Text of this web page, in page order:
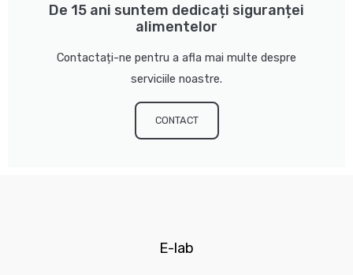
De 15 ani suntem dedicați siguranței
alimentelor
Contactați-ne pentru a afla mai multe despre
serviciile noastre.
CONTACT
E-lab